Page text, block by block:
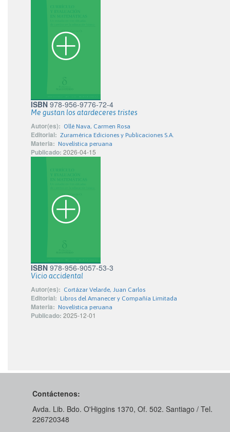
ISBN 978-956-9776-72-4
Me gustan los atardeceres tristes
Autor(es): Ollé Nava, Carmen Rosa
Editorial: Zuramérica Ediciones y Publicaciones S.A.
Materia: Novelística peruana
Publicado: 2026-04-15
ISBN 978-956-9057-53-3
Vicio accidental
Autor(es): Cortázar Velarde, Juan Carlos
Editorial: Libros del Amanecer y Compañía Limitada
Materia: Novelística peruana
Publicado: 2025-12-01
Contáctenos:
Avda. Lib. Bdo. O'Higgins 1370, Of. 502. Santiago / Tel.
226720348